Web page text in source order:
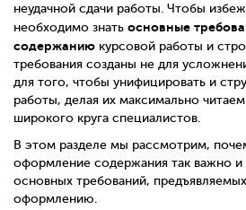
неудачной сдачи работы. Чтобы
необходимо знать основные
содержанию курсовой работы и
требования созданы не для
для того, чтобы унифицировать и
работы, делая их максимально
широкого круга специалистов.
В этом разделе мы рассмотрим,
оформление содержания так важно и
основных требований,
оформлению.